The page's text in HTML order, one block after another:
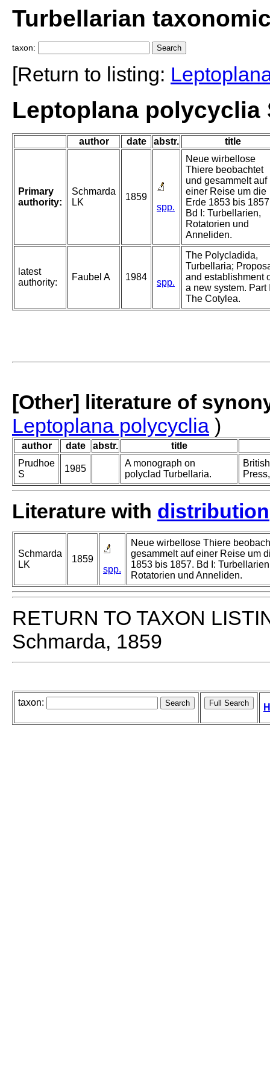
Turbellarian
taxon:
[Return to listing:
Leptoplana polycyclia
author date abstr. title
Primary
authority:
Schmarda
LK
1859
spp.
Neue wirbellose
Thiere beobachtet
und gesammelt auf
einer Reise um die
Erde 1853 bis
Bd I: Turbellarien,
Rotatorien und
Anneliden.
latest
authority:
Faubel A 1984
spp.
The Polycladida,
Turbellaria;
and establishment
a new system. Part
The Cotylea.
[Other] literature of
Leptoplana polycyclia )
author date abstr.
title
Prudhoe
S
1985
A monograph on
polyclad Turbellaria.
Literature with distribution
Schmarda
LK
1859
spp.
Neue wirbellose Thiere
gesammelt auf einer Reise um
1853 bis 1857. Bd I:
Rotatorien und Anneliden.
RETURN TO TAXON
Schmarda, 1859
taxon: